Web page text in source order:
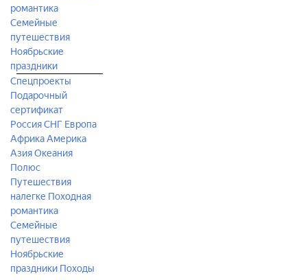
романтика
Семейные
путешествия
Ноябрьские
праздники
Спецпроекты
Подарочный
сертификат
РоссияСНГ Европа
АфрикаАмерика
АзияОкеания
Полюс
Путешествия
налегке Походная
романтика
Семейные
путешествия
Ноябрьские
праздники Походы